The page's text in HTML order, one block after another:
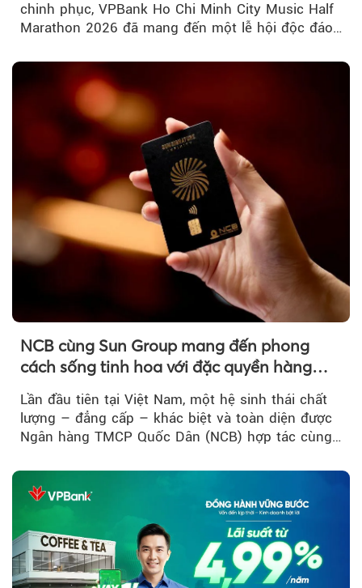
chinh phục, VPBank Ho Chi Minh City Music Half
Marathon 2026 đã mang đến một lễ hội độc đáo
NCB cùng Sun Group mang đến phong
cách sống tinh hoa với đặc quyền hàng
đầu Việt Nam
Lần đầu tiên tại Việt Nam, một hệ sinh thái chất
lượng – đẳng cấp – khác biệt và toàn diện được
Ngân hàng TMCP Quốc Dân (NCB) hợp tác cùng